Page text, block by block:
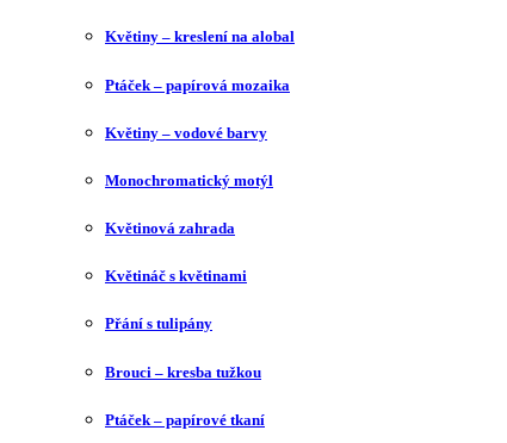
Květiny – kreslení na alobal
Ptáček – papírová mozaika
Květiny – vodové barvy
Monochromatický motýl
Květinová zahrada
Květináč s květinami
Přání s tulipány
Brouci – kresba tužkou
Ptáček – papírové tkaní